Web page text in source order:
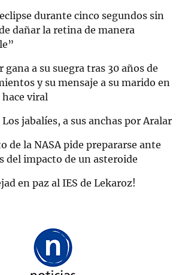
durante cinco segundos sin
dañar la retina de manera
gana a su suegra tras 30 años de
y su mensaje a su marido en
viral
Los jabalíes, a sus anchas por Aralar
de la NASA pide prepararse ante
del impacto de un asteroide
en paz al IES de Lekaroz!